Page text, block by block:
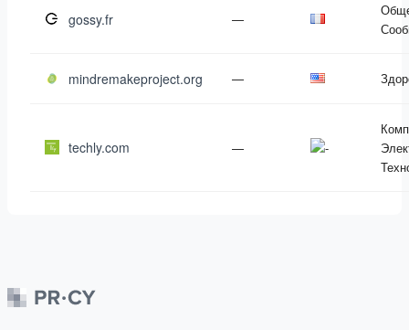
gossy.fr —
mindremakeproject.org —
techly.com —